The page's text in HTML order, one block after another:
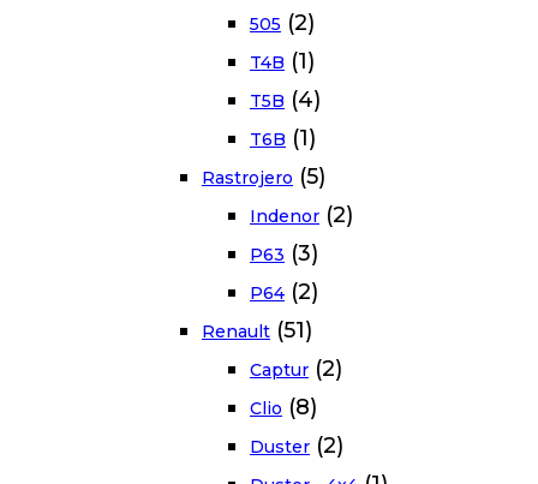
505 (2)
T4B (1)
T5B (4)
T6B (1)
Rastrojero (5)
Indenor (2)
P63 (3)
P64 (2)
Renault (51)
Captur (2)
Clio (8)
Duster (2)